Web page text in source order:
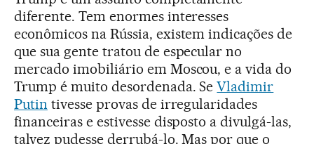
diferente. Tem enormes interesses
econômicos na Rússia, existem indicações de
que sua gente tratou de especular no
mercado imobiliário em Moscou, e a vida do
Trump é muito desordenada. SeVladimir
Putin tivesse provas de irregularidades
financeiras e estivesse disposto a divulgá-las,
talvez pudesse derrubá-lo. Mas por que o